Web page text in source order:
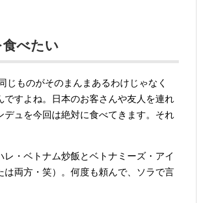
べたい
じものがそのまんまあるわけじゃなく
すよね。日本のお客さんや友人を連れ
ュを今回は絶対に食べてきます。それ
・ベトナム炒飯とベトナミーズ・アイ
両方・笑）。何度も頼んで、ソラで言